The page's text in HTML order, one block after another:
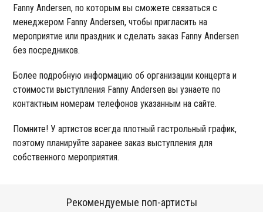
Fanny Andersen, по которым вы сможете связаться с
менеджером Fanny Andersen, чтобы пригласить на
мероприятие или праздник и сделать заказ Fanny Andersen
без посредников.
Более подробную информацию об организации концерта и
стоимости выступления Fanny Andersen вы узнаете по
контактным номерам телефонов указанным на сайте.
Помните! У артистов всегда плотный гастрольный график,
поэтому планируйте заранее заказ выступления для
собственного мероприятия.
Рекомендуемые поп-артисты